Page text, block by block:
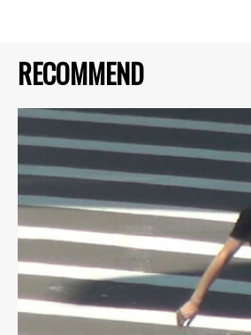
RECOMMEND